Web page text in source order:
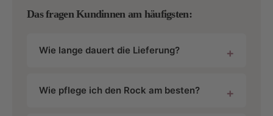
Das fragen Kundinnen am häufigsten:
Wie lange dauert die Lieferung?
Wie pflege ich den Rock am besten?